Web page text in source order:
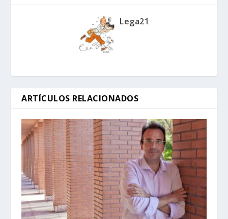
Lega21
ARTÍCULOS RELACIONADOS